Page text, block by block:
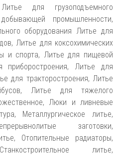
для грузоподъемного
промышленности,
оборудования Литье для
Литье для коксохимических
и спорта, Литье для пищевой
приборостроения, Литье для
для тракторостроения, Литье
Литье для тяжелого
Люки и ливневые
Металлургическое литье,
заготовки,
Отопительные радиаторы,
литье,